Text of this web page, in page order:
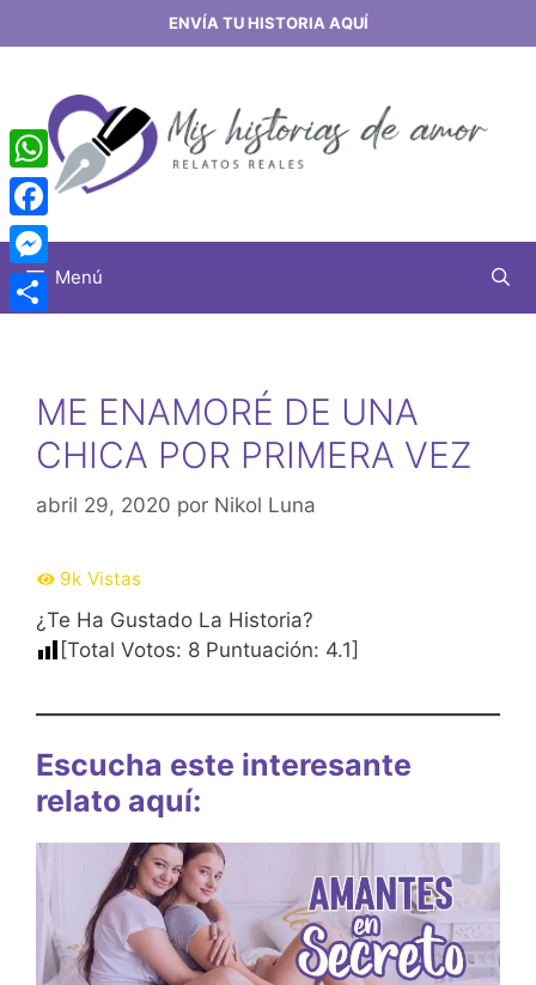
al
ENVÍA TU HISTORIA AQUÍ
Menú
ME ENAMORÉ DE UNA
CHICA POR PRIMERA VEZ
abril 29, 2020 por Nikol Luna
9k Vistas
¿Te Ha Gustado La Historia?
[Total Votos: 8 Puntuación: 4.1]
Escucha este interesante
relato aquí:
WhatsApp
Facebook
Messenger